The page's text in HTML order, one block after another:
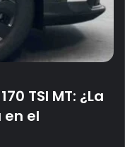
TSI MT: ¿La
el